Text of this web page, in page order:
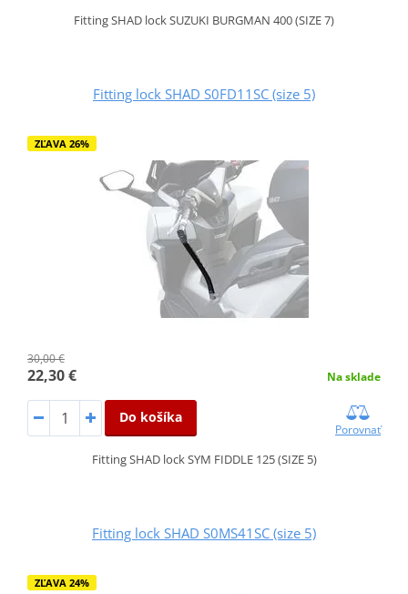
Fitting SHAD lock SUZUKI BURGMAN 400 (SIZE 7)
Fitting lock SHAD S0FD11SC (size 5)
ZĽAVA 26%
30,00 €
22,30 € Na sklade
Do košíka
Porovnať
Fitting SHAD lock SYM FIDDLE 125 (SIZE 5)
Fitting lock SHAD S0MS41SC (size 5)
ZĽAVA 24%